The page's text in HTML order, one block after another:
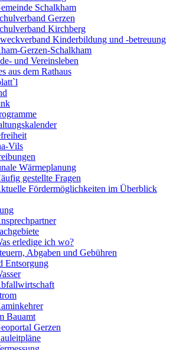
Schalkham
Gerzen
Kirchberg
Kinderbildung und -betreuung
Gerzen-Schalkham
und Vereinsleben
aus dem Rathaus
Vils
Wärmeplanung
gestellte Fragen
Fördermöglichkeiten im Überblick
erledige ich wo?
Abgaben und Gebühren
Entsorgung
Bauamt
Gerzen